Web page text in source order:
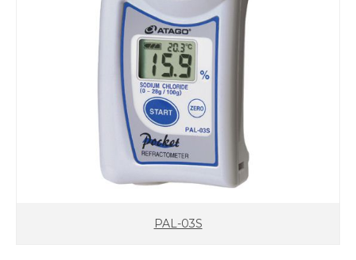
PAL-03S